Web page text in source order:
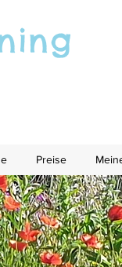
Preise